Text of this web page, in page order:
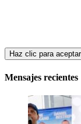
Haz clic para
Mensajes recientes